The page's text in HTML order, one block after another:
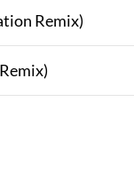
Remix)